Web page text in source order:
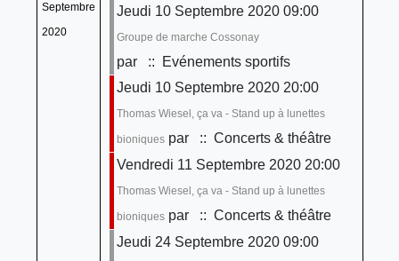
Septembre
2020
Jeudi 10 Septembre 2020 09:00
Groupe de marche Cossonay
par
:: Evénements sportifs
Jeudi 10 Septembre 2020 20:00
Thomas Wiesel, ça va - Stand up à lunettes
bioniquespar
:: Concerts & théâtre
Vendredi 11 Septembre 2020 20:00
Thomas Wiesel, ça va - Stand up à lunettes
bioniquespar
:: Concerts & théâtre
Jeudi 24 Septembre 2020 09:00